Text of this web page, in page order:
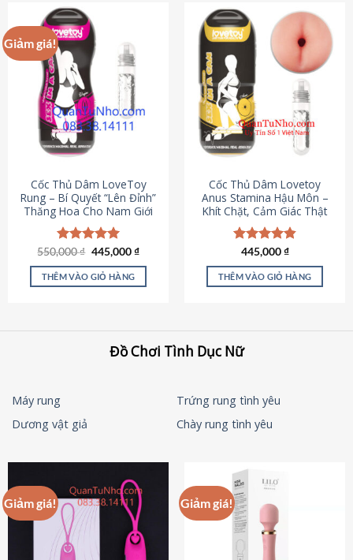
Giảm giá!
Cốc Thủ Dâm LoveToy
Rung – Bí Quyết “Lên Đỉnh”
Thăng Hoa Cho Nam Giới
Được xếp
hạng5.00
5 sao
550,000₫ Giá
là:
550,000 ₫.
445,000₫Giá
tại
THÊM VÀO GIỎ HÀNG
Cốc Thủ Dâm Lovetoy
Anus Stamina Hậu Môn –
Khít Chặt, Cảm Giác Thật
Được xếp
hạng4.84
5 sao
445,000₫
THÊM VÀO GIỎ HÀNG
Đồ Chơi Tình Dục Nữ
Máy rung
Trứng rung tình yêu
Dương vật giả
Chày rung tình yêu
Giảm giá! Giảm giá!